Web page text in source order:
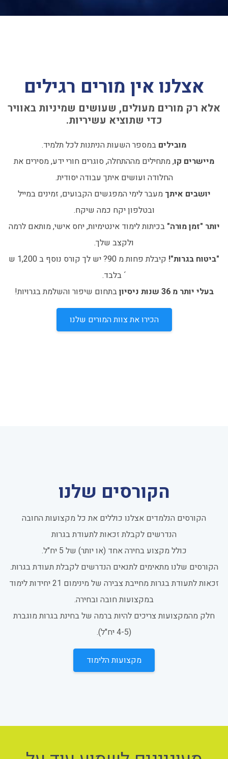
אצלנו אין מורים רגילים
אלא רק מורים מעולים, שעושים שמיניות באוויר
כדי שתוציא עשיריות.
מובילים במספר השעות הניתנות לכל תלמיד.
מיישרים קו, מתחילים מההתחלה, סוגרים חורי ידע, מסירים את
החלודה ועושים איתך עבודה יסודית.
יושבים איתך מעבר לימי המפגשים הקבועים, זמינים במייל
ובטלפון יקח כמה שיקח.
יותר "זמן מורה" בכיתות לימוד אינטימיות, יחס אישי, מותאם לרמה
ולקצב שלך.
"ביטוח בגרות"!
קיבלת פחות מ 90? יש לך קורס נוסף ב 1,200 ש
´ בלבד.
בעלי יותר מ 36 שנות ניסיון
בתחום שיפור והשלמת בגרויות!
הכירו את צוות המורים שלנו
הקורסים שלנו
הקורסים הנלמדים אצלנו כוללים את כל מקצועות החובה
הנדרשים לקבלת זכאות לתעודת בגרות
כולל מקצוע בחירה אחד (או יותר) של 5 יח"ל.
הקורסים שלנו מתאימים לתנאים הנדרשים לקבלת תעודת בגרות.
זכאות לתעודת בגרות מחייבת צבירה של מינימום 21 יחידות לימוד
במקצועות חובה ובחירה.
חלק מהמקצועות צריכים להיות ברמה של בחינת בגרות מוגברת
(4-5 יח"ל).
מקצועות הלימוד